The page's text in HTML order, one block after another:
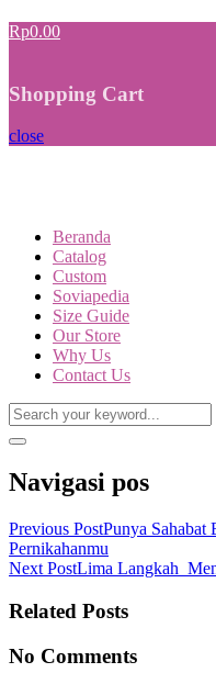
Rp0.00
Shopping Cart
close
Beranda
Catalog
Custom
Soviapedia
Size Guide
Our Store
Why Us
Contact Us
Navigasi pos
Previous PostPunya Sahabat
Pernikahanmu
Next PostLima Langkah
Related Posts
No Comments